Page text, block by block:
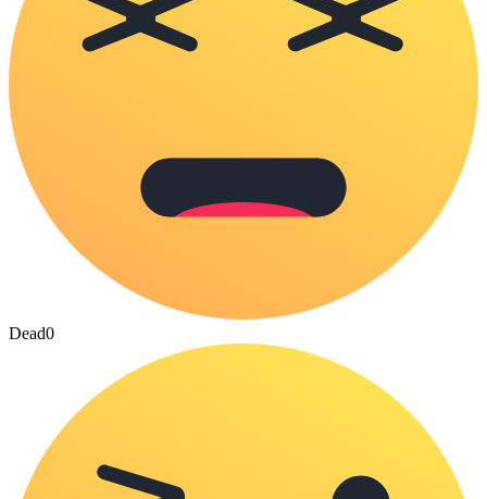
Dead0